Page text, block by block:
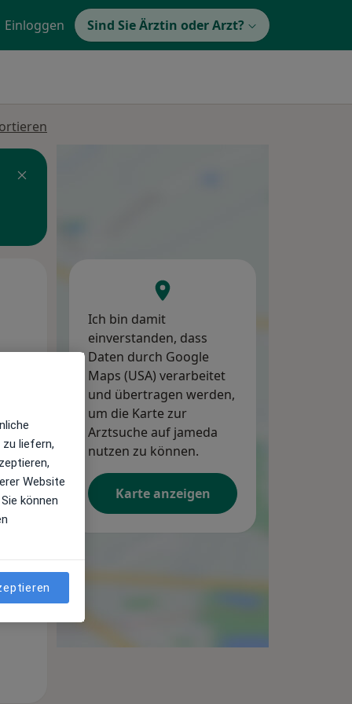
Einloggen Sind Sie Ärztin oder Arzt?
Mi, Do, Fr,
Ich bin damit
einverstanden, dass
Daten durch Google
Maps (USA) verarbeitet
und übertragen werden,
um die Karte zur
Arztsuche auf jameda
nutzen zu können.
Karte anzeigen
liefern,
Website
können